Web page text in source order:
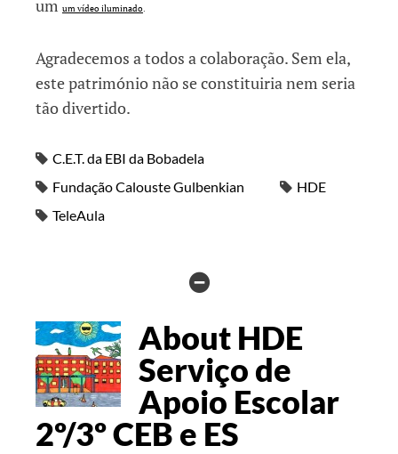
um um vídeo iluminado
Agradecemos a todos a colaboração. Sem ela,
este património não se constituiria nem seria
tão divertido.
C.E.T. da EBI da Bobadela
Fundação Calouste Gulbenkian
HDE
TeleAula
AUTHOR
BIO
About HDE
Serviço de
Apoio Escolar
2º/3º CEB e ES